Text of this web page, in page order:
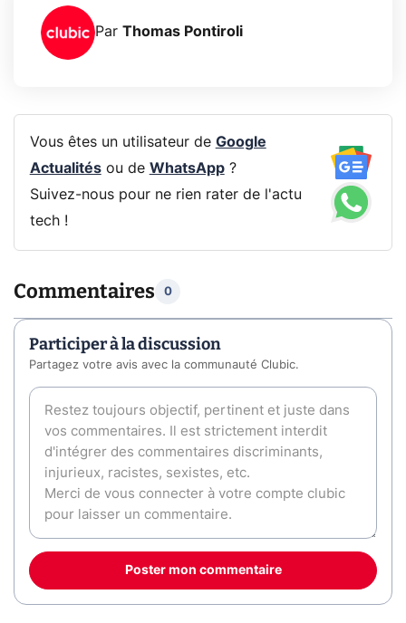
Par Thomas Pontiroli
Vous êtes un utilisateur de Google
Actualitésou de WhatsApp?
Suivez-nous pour ne rien rater de l'actu
tech !
Commentaires 0
Participer à la discussion
Partagez votre avis avec la communauté Clubic.
Poster mon commentaire